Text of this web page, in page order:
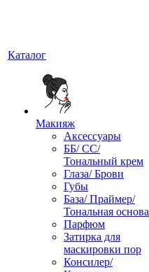
Каталог
Макияж
Аксессуары
ББ/ СС/
Тональный крем
Глаза/ Брови
Губы
База/ Праймер/
Тональная основа
Парфюм
Затирка для
маскировки пор
Консилер/